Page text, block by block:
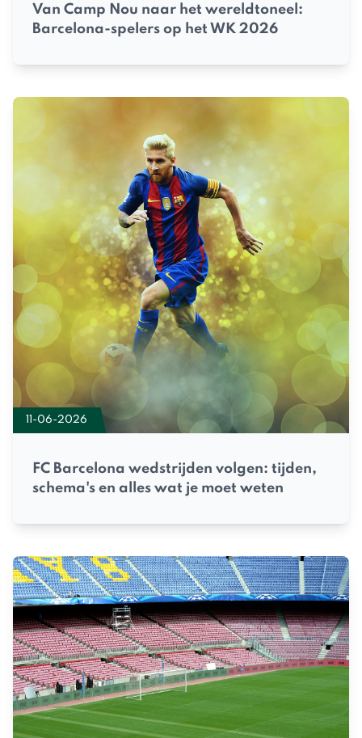
Van Camp Nou naar het wereldtoneel:
Barcelona-spelers op het WK 2026
11-06-2026
FC Barcelona wedstrijden volgen: tijden,
schema's en alles wat je moet weten